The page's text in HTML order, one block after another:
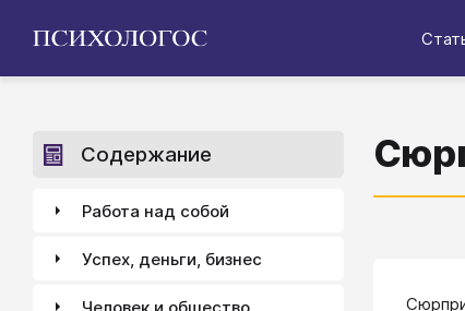
Содержание
Работа над собой
Успех, деньги, бизнес
Человек и общество